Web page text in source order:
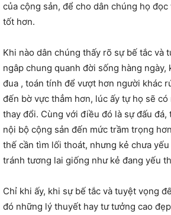
của cộng sản, để cho dân chúng họ
tốt hơn.
Khi nào dân chúng thấy rõ sự bế tắc và
ngâp chung quanh đời sống hàng ngày,
đua , toán tính để vượt hơn người khác
đến bờ vực thẳm hơn, lúc ấy tự họ sẽ có
thay đổi. Cùng với điều đó là sự đấu đá,
nội bộ cộng sản đến mức trầm trọng
thế cần tìm lối thoát, nhưng kẻ chưa
tránh tương lai giống như kẻ đang yếu
Chỉ khi ấy, khi sự bế tắc và tuyệt vọng
đó những lý thuyết hay tư tưởng cao